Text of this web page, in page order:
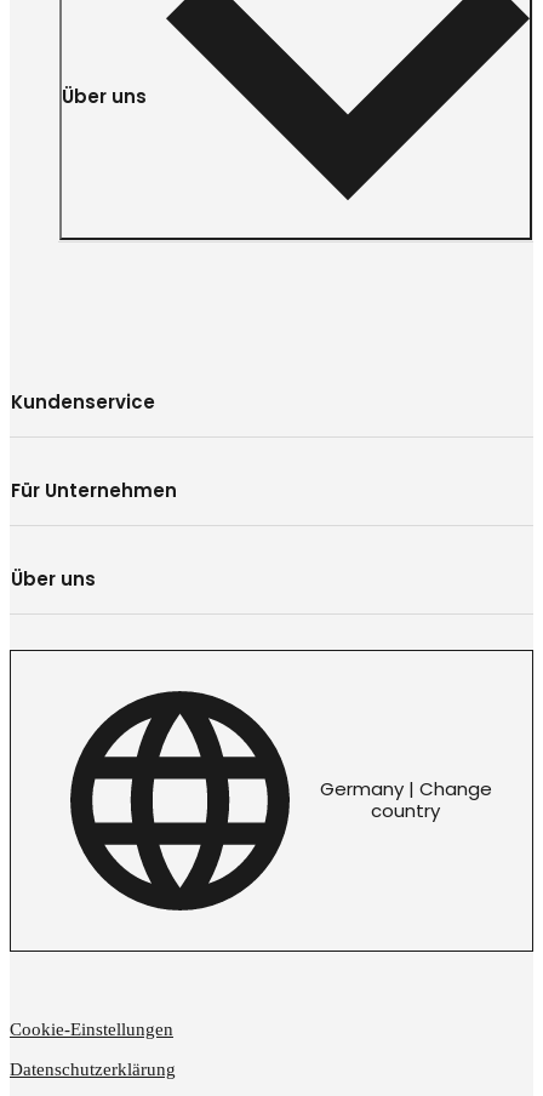
Über uns
Kundenservice
Für Unternehmen
Über uns
Germany | Change
country
Cookie-Einstellungen
Datenschutzerklärung